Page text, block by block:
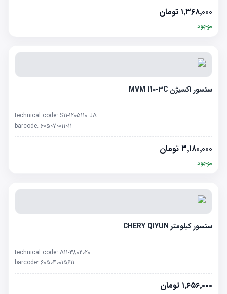
۱٬۳۶۸٬۰۰۰ تومان
موجود
سنسور اکسیژن MVM 110-3C
technical code: S11-1205110 JA
barcode: 605070011011
۳٬۱۸۰٬۰۰۰ تومان
موجود
سنسور کیلومتر CHERY QIYUN
technical code: A11-3802020
barcode: 605040015611
۱٬۶۵۶٬۰۰۰ تومان